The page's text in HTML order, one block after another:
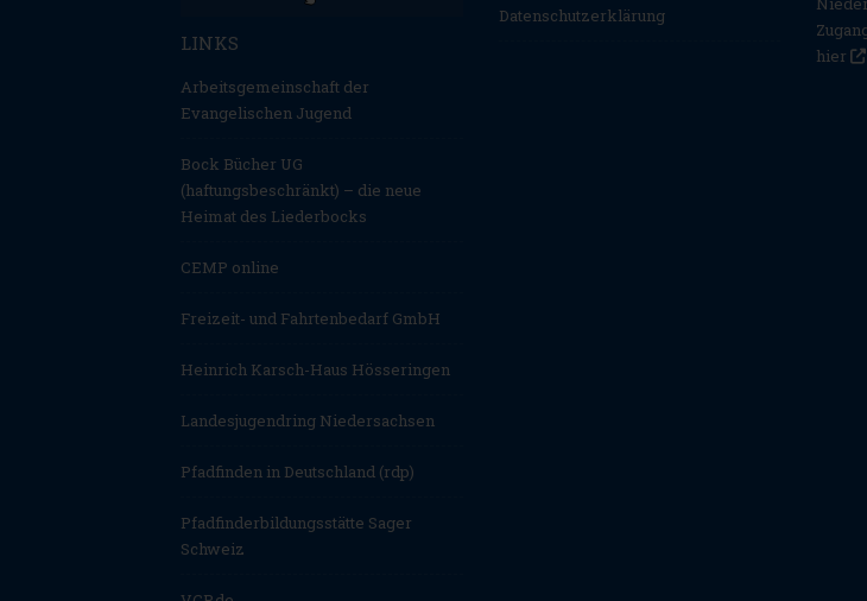
LINKS
Arbeitsgemeinschaft der
Evangelischen Jugend
Bock Bücher UG
(haftungsbeschränkt) – die neue
Heimat des Liederbocks
CEMP online
Freizeit- und Fahrtenbedarf GmbH
Heinrich Karsch-Haus Hösseringen
Landesjugendring Niedersachsen
Pfadfinden in Deutschland (rdp)
Pfadfinderbildungsstätte Sager
Schweiz
Datenschutzerklärung
hier